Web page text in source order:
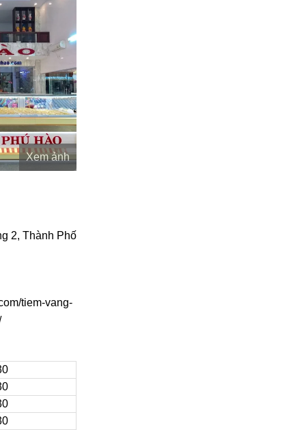
Xem ảnh
2, Thành Phố
tiem-vang-